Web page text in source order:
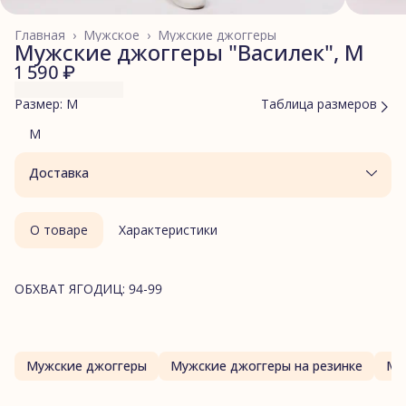
Мужские джоггеры
Мужское ›
Главная ›
Мужские джоггеры "Василек", M
1 590 ₽
Размер: M
Таблица размеров
M
Доставка
О товаре Характеристики
ОБХВАТ ЯГОДИЦ: 94-99
Мужские джоггеры Мужские джоггеры на резинке